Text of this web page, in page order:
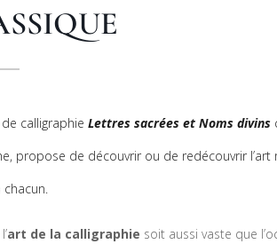
calligraphie Lettres sacrées et Noms divins
propose de découvrir ou de redécouvrir
art de la calligraphie soit aussi vaste que